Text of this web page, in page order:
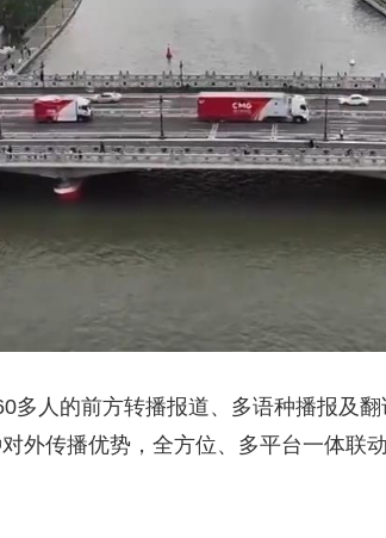
人的前方转播报道、多语种播报及翻
外传播优势，全方位、多平台一体联